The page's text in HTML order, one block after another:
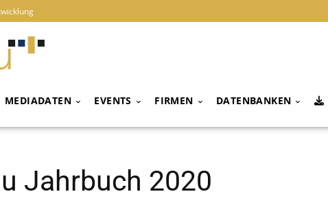
MEDIADATEN EVENTS FIRMEN DATENBANKEN
Jahrbuch 2020